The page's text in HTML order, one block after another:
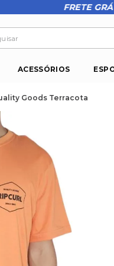
FRETE
ACESSÓRIOS
Goods Terracota